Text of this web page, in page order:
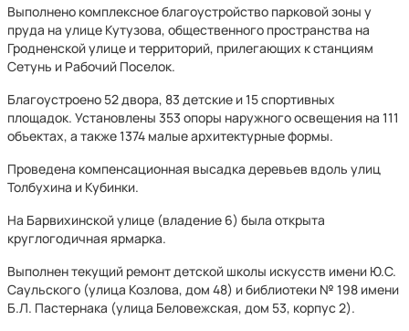
Выполнено комплексное благоустройство парковой зоны у
пруда на улице Кутузова, общественного пространства на
Гродненской улице и территорий, прилегающих к станциям
Сетунь и Рабочий Поселок.
Благоустроено 52 двора, 83 детские и 15 спортивных
площадок. Установлены 353 опоры наружного освещения на 111
объектах, а также 1374 малые архитектурные формы.
Проведена компенсационная высадка деревьев вдоль улиц
Толбухина и Кубинки.
На Барвихинской улице (владение 6) была открыта
круглогодичная ярмарка.
Выполнен текущий ремонт детской школы искусств имени Ю.С.
Саульского (улица Козлова, дом 48) и библиотеки № 198 имени
Б.Л. Пастернака (улица Беловежская, дом 53, корпус 2).